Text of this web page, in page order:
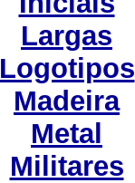
Largas
Logotipos
Madeira
Metal
Militares